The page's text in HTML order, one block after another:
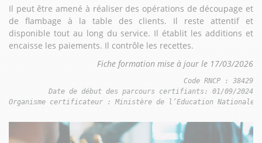
Il peut être amené à réaliser des opérations de découpage et
de flambage à la table des clients. Il reste attentif et
disponible tout au long du service. Il établit les additions et
encaisse les paiements. Il contrôle les recettes.
Fiche formation mise à jour le 17/03/2026
Code RNCP : 38429
Date de début des parcours certifiants: 01/09/2024
Organisme certificateur : Ministère de l’Education Nationale